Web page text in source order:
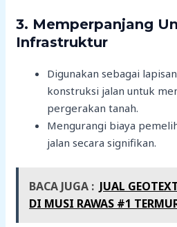
3. Memperpanjang
Infrastruktur
Digunakan sebagai
konstruksi jalan untuk
pergerakan tanah.
Mengurangi biaya
jalan secara signifikan.
BACA JUGA : JUAL
DI MUSI RAWAS #1